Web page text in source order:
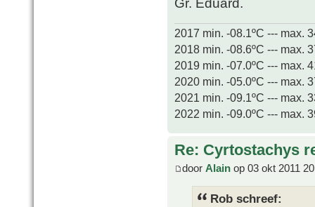
2017 min. -08.1ºC --- max.
2018 min. -08.6ºC --- max.
2019 min. -07.0ºC --- max.
2020 min. -05.0ºC --- max.
2021 min. -09.1ºC --- max.
2022 min. -09.0ºC --- max.
Re: Cyrtostachys
door Alain op 03 okt 2011
Rob schreef: